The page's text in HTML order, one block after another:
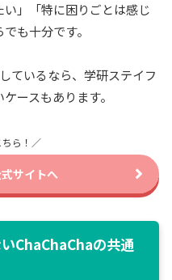
」「特に困りごとは感じ
も十分です。
ているなら、学研ステイフ
ースもあります。
ら！／
サイトへ
ChaChaChaの共通